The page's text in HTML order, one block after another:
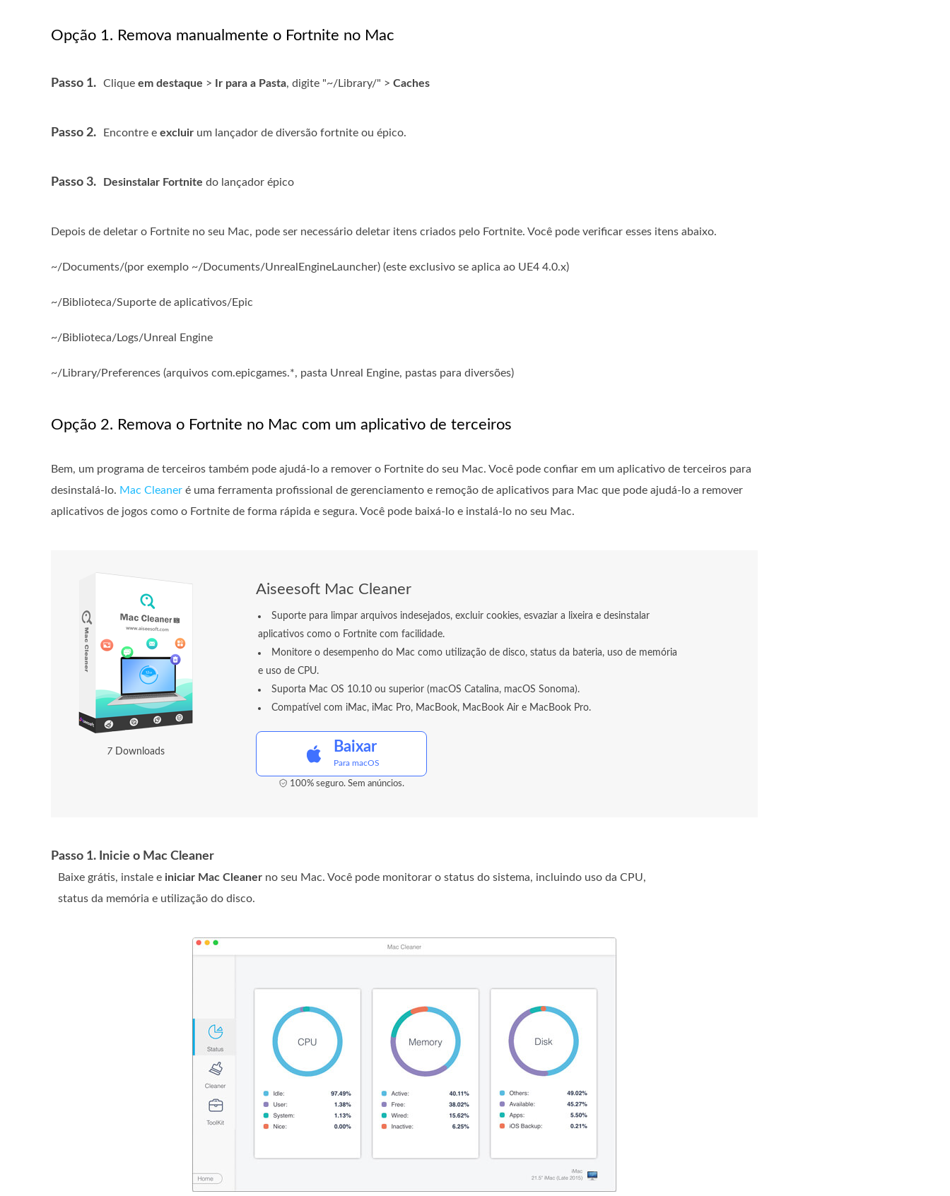
Opção 1. Remova manualmente o Fortnite no Mac
Passo 1. Clique em destaque > Ir para a Pasta, digite "~/Library/" > Caches
Passo 2. Encontre e excluir um lançador de diversão fortnite ou épico.
Passo 3. Desinstalar Fortnite do lançador épico
Depois de deletar o Fortnite no seu Mac, pode ser necessário deletar itens criados pelo Fortnite. Você pode verificar esses itens abaixo.
~/Documents/(por exemplo ~/Documents/UnrealEngineLauncher) (este exclusivo se aplica ao UE4 4.0.x)
~/Biblioteca/Suporte de aplicativos/Epic
~/Biblioteca/Logs/Unreal Engine
~/Library/Preferences (arquivos com.epicgames.*, pasta Unreal Engine, pastas para diversões)
Opção 2. Remova o Fortnite no Mac com um aplicativo de terceiros
Bem, um programa de terceiros também pode ajudá-lo a remover o Fortnite do seu Mac. Você pode confiar em um aplicativo de terceiros para
desinstalá-lo. Mac Cleaner é uma ferramenta profissional de gerenciamento e remoção de aplicativos para Mac que pode ajudá-lo a remover
aplicativos de jogos como o Fortnite de forma rápida e segura. Você pode baixá-lo e instalá-lo no seu Mac.
11 Downloads
Aiseesoft Mac Cleaner
Suporte para limpar arquivos indesejados, excluir cookies, esvaziar a lixeira e desinstalar
aplicativos como o Fortnite com facilidade.
Monitore o desempenho do Mac como utilização de disco, status da bateria, uso de memória
e uso de CPU.
Suporta Mac OS 10.10 ou superior (macOS Catalina, macOS Sonoma).
Compatível com iMac, iMac Pro, MacBook, MacBook Air e MacBook Pro.
Baixar
Para macOS
100% seguro. Sem anúncios.
Passo 1. Inicie o Mac Cleaner
Baixe grátis, instale e iniciar Mac Cleaner no seu Mac. Você pode monitorar o status do sistema, incluindo uso da CPU,
status da memória e utilização do disco.